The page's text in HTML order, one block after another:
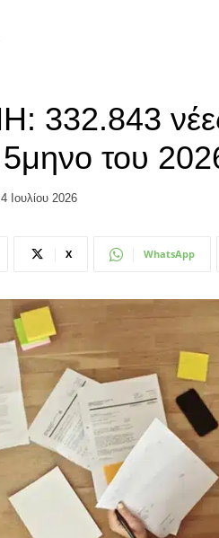
332.843
του
4 Ιουλίου 2026
X WhatsApp